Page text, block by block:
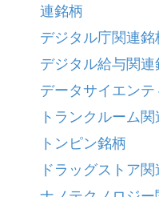
連銘柄
デジタル庁関連銘
デジタル給与関連
データサイエン
トランクルーム
トンピン銘柄
ドラッグストア